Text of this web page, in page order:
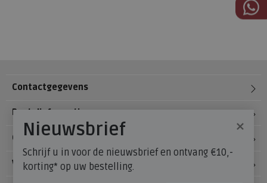
Contactgegevens
Bestelinformatie
Over Meijerink Schoenen
Voetzorg
×
Nieuwsbrief
Schrijf u in voor de nieuwsbrief en ontvang €10,-
korting* op uw bestelling.